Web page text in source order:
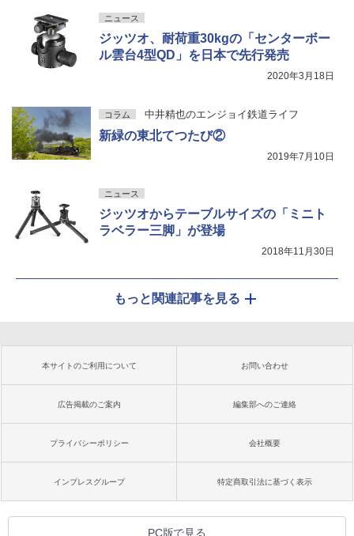
ニュース
ジッツオ、耐荷重30kgの「センターボー
ル雲台4型QD」を日本で先行発売
2020年3月18日
コラム 中井精也のエンジョイ鉄道ライフ
新緑の東北てつたび②
2019年7月10日
ニュース
ジッツオからテーブルサイズの「ミニト
ラベラー三脚」が登場
2018年11月30日
もっと関連記事を見る
本サイトのご利用について お問い合わせ
広告掲載のご案内 編集部へのご連絡
プライバシーポリシー 会社概要
インプレスグループ 特定商取引法に基づく表示
PC版で見る